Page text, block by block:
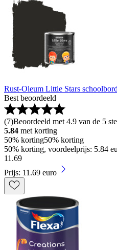
Rust-Oleum Little Stars
Best beoordeeld
(7)Beoordeeld met 4.9 van de 5
5.84 met korting
50% korting50% korting
50% korting, voordeelprijs: 5.84
11 .69
Prijs: 11.69 euro